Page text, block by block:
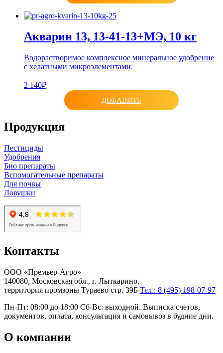
Акварин 13, 13-41-13+МЭ, 10 кг
Водорастворимое комплексное минеральное удобрение
с хелатными микроэлементами.
2 140₽
ДОБАВИТЬ
Продукция
Пестициды
Удобрения
Био препараты
Вспомогательные препараты
Для почвы
Ловушки
Контакты
ООО «Премьер-Агро»
140080, Московская обл., г. Лыткарино,
территория промзоны Тураево стр. 39Б Тел.: 8 (495) 198-07-97
Пн-Пт: 08:00 до 18:00 Сб-Вс: выходной. Выписка счетов,
документов, оплата, консультация и самовывоз в будние дни.
О компании